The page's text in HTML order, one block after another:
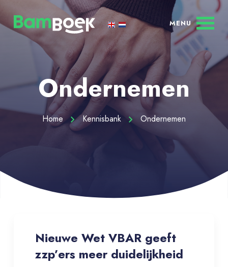
Ondernemen
Home Kennisbank Ondernemen
Nieuwe Wet VBAR geeft
zzp’ers meer duidelijkheid